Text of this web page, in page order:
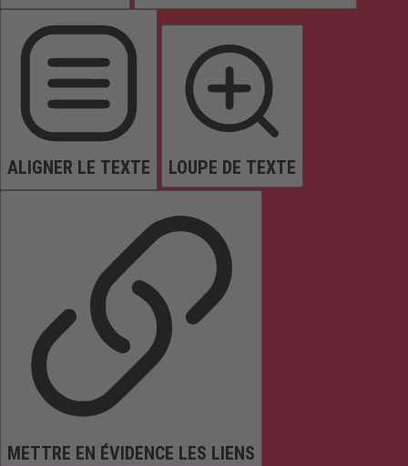
ALIGNER LE TEXTE LOUPE DE TEXTE
METTRE EN ÉVIDENCE LES LIENS